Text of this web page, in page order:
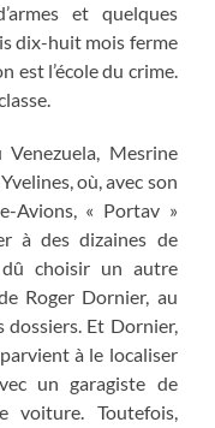
et quelques
dix-huit mois ferme
est l’école du crime.
Mesrine
où, avec son
Avions, « Portav »
à des dizaines de
choisir un autre
Roger Dornier, au
dossiers. Et Dornier,
à le localiser
un garagiste de
voiture. Toutefois,